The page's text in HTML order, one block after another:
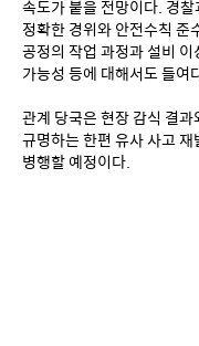
속도가 붙을 전망이다. 경
정확한 경위와 안전수칙 준
공정의 작업 과정과 설비
가능성 등에 대해서도 들여
관계 당국은 현장 감식 결
규명하는 한편 유사 사고
병행할 예정이다.